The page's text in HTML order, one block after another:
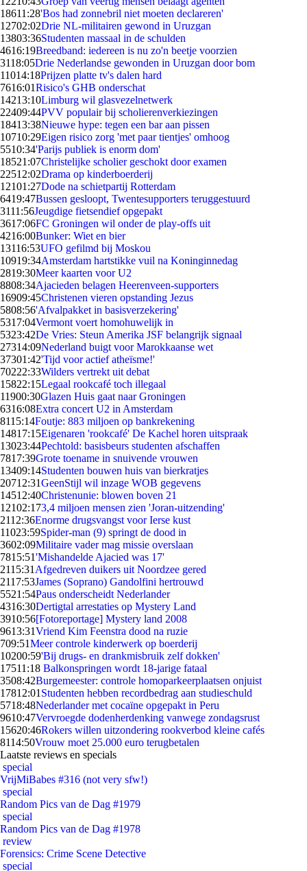
18611:28'Bos had zonnebril niet moeten declareren'
12702:02Drie NL-militairen gewond in Uruzgan
13803:36Studenten massaal in de schulden
4616:19Breedband: iedereen is nu zo'n beetje voorzien
3118:05Drie Nederlandse gewonden in Uruzgan door bom
11014:18Prijzen platte tv's dalen hard
7616:01Risico's GHB onderschat
14213:10Limburg wil glasvezelnetwerk
22409:44PVV populair bij scholierenverkiezingen
18413:38Nieuwe hype: tegen een bar aan pissen
10710:29Eigen risico zorg 'met paar tientjes' omhoog
5510:34'Parijs publiek is enorm dom'
18521:07Christelijke scholier geschokt door examen
22512:02Drama op kinderboerderij
12101:27Dode na schietpartij Rotterdam
6419:47Bussen gesloopt, Twentesupporters teruggestuurd
3111:56Jeugdige fietsendief opgepakt
3617:06FC Groningen wil onder de play-offs uit
4216:00Bunker: Wiet en bier
13116:53UFO gefilmd bij Moskou
10919:34Amsterdam hartstikke vuil na Koninginnedag
2819:30Meer kaarten voor U2
8808:34Ajacieden belagen Heerenveen-supporters
16909:45Christenen vieren opstanding Jezus
5808:56'Afvalpakket in basisverzekering'
5317:04Vermont voert homohuwelijk in
5323:42De Vries: Steun Amerika JSF belangrijk signaal
27314:09Nederland buigt voor Marokkaanse wet
37301:42'Tijd voor actief atheïsme!'
70222:33Wilders vertrekt uit debat
15822:15Legaal rookcafé toch illegaal
11900:30Glazen Huis gaat naar Groningen
6316:08Extra concert U2 in Amsterdam
8115:14Foutje: 883 miljoen op bankrekening
14817:15Eigenaren 'rookcafé' De Kachel horen uitspraak
13023:44Pechtold: basisbeurs studenten afschaffen
7817:39Grote toename in snuivende vrouwen
13409:14Studenten bouwen huis van bierkratjes
20712:31GeenStijl wil inzage WOB gegevens
14512:40Christenunie: blowen boven 21
12102:173,4 miljoen mensen zien 'Joran-uitzending'
2112:36Enorme drugsvangst voor Ierse kust
11023:59Spider-man (9) springt de dood in
3602:09Militaire vader mag missie overslaan
7815:51'Mishandelde Ajacied was 17'
2115:31 Afgedreven duikers uit Noordzee gered
2117:53James (Soprano) Gandolfini hertrouwd
5521:54Paus onderscheidt Nederlander
4316:30Dertigtal arrestaties op Mystery Land
3910:56[Fotoreportage] Mystery land 2008
9613:31Vriend Kim Feenstra dood na ruzie
709:51Meer controle kinderwerk op boerderij
10200:59'Bij drugs- en drankmisbruik zelf dokken'
17511:18 Balkonspringen wordt 18-jarige fataal
3508:42Burgemeester: controle homoparkeerplaatsen onjuist
17812:01 Studenten hebben recordbedrag aan studieschuld
5718:48Nederlander met cocaïne opgepakt in Peru
9610:47Vervroegde dodenherdenking vanwege zondagsrust
15620:46Rokers willen uitzondering rookverbod kleine cafés
8114:50Vrouw moet 25.000 euro terugbetalen
Laatste reviews en specials
special
VrijMiBabes #316 (not very sfw!)
special
Random Pics van de Dag #1979
special
Random Pics van de Dag #1978
review
Forensics: Crime Scene Detective
special